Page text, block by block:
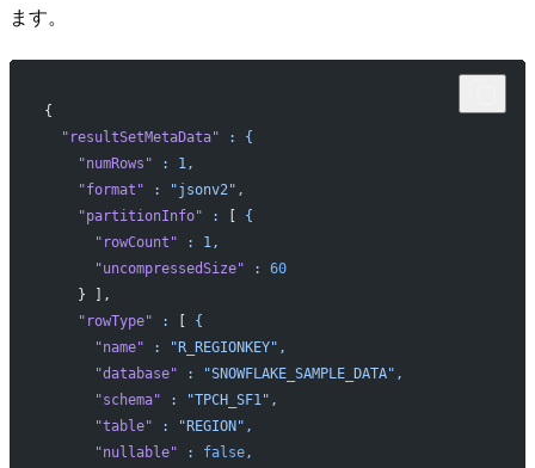
ます。
{
  "resultSetMetaData"
:
{
    "numRows"
:
1,
    "format"
:
"jsonv2",
    "partitionInfo"
: [ {
      "rowCount"
:
1,
      "uncompressedSize"
:
60
    } ],
    "rowType"
: [ {
      "name"
:
"R_REGIONKEY",
      "database"
:
"SNOWFLAKE_SAMPLE_DATA",
      "schema"
:
"TPCH_SF1",
      "table"
:
"REGION",
      "nullable"
: false,